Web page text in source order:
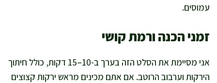
עמוסים.
זמני הכנה ורמת קושי
אני מסיימת את הסלט הזה בערך ב-10–15 דקות, כולל חיתוך
הירקות וערבוב הרוטב. אם אתם מכינים מראש ירקות קצוצים